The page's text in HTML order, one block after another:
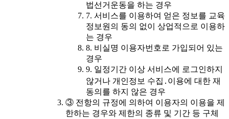
법선거운동을 하는 경우
7. 서비스를 이용하여 얻은 정보를 교육
정보원의 동의 없이 상업적으로 이용하
는 경우
8. 비실명 이용자번호로 가입되어 있는
경우
9. 일정기간 이상 서비스에 로그인하지
않거나 개인정보 수집․이용에 대한 재
동의를 하지 않은 경우
③ 전항의 규정에 의하여 이용자의 이용을 제
한하는 경우와 제한의 종류 및 기간 등 구체